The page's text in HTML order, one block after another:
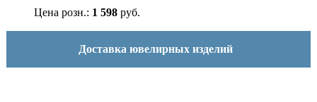
Цена розн.: 1 598 руб.
Доставка ювелирных изделий